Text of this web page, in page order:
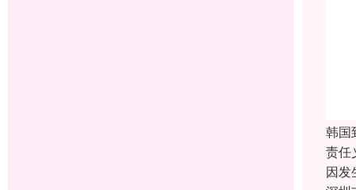
韩国
责任
因发